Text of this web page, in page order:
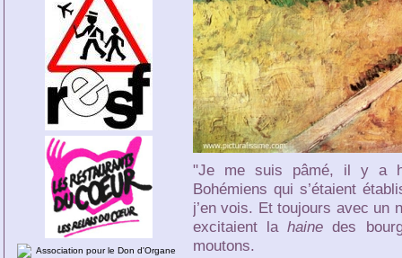
"Je me suis pâmé, il y a
Bohémiens qui s’étaient
j’en vois. Et toujours avec un
excitaient la haine des
moutons.